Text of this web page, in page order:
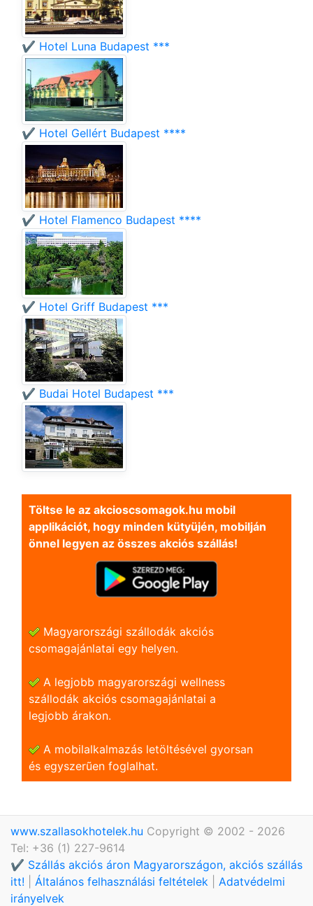
✔️ Hotel Luna Budapest ***
✔️ Hotel Gellért Budapest ****
✔️ Hotel Flamenco Budapest ****
✔️ Hotel Griff Budapest ***
✔️ Budai Hotel Budapest ***
Töltse le az akcioscsomagok.hu mobil
applikációt, hogy minden kütyüjén, mobilján
önnel legyen az összes akciós szállás!
Magyarországi szállodák akciós
csomagajánlatai egy helyen.
A legjobb magyarországi wellness
szállodák akciós csomagajánlatai a
legjobb árakon.
A mobilalkalmazás letöltésével gyorsan
és egyszerũen foglalhat.
www.szallasokhotelek.hu Copyright © 2002 - 2026
Tel: +36 (1) 227-9614
✔️ Szállás akciós áron Magyarországon, akciós szállás
itt!
Általános felhasználási feltételek
Adatvédelmi
irányelvek